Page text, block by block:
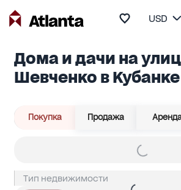
USD
Дома и дачи на
Шевченко в Кубанке
Покупка Продажа